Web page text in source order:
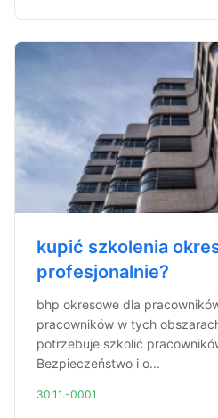
kupić szkolenia
profesjonalnie?
bhp okresowe dla
pracowników w tych
potrzebuje szkolić
Bezpieczeństwo i o...
30.11.-0001